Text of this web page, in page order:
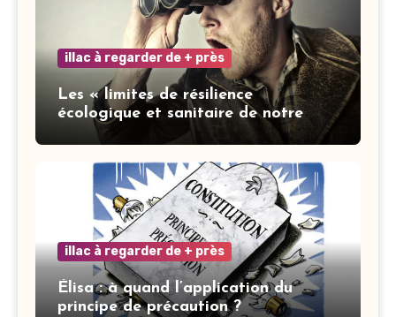
illac à regarder de + près
Les « limites de résilience
écologique et sanitaire de notre
ville » : les mots ne font pas la vertu
illac à regarder de + près
Élisa : à quand l’application du
principe de précaution ?